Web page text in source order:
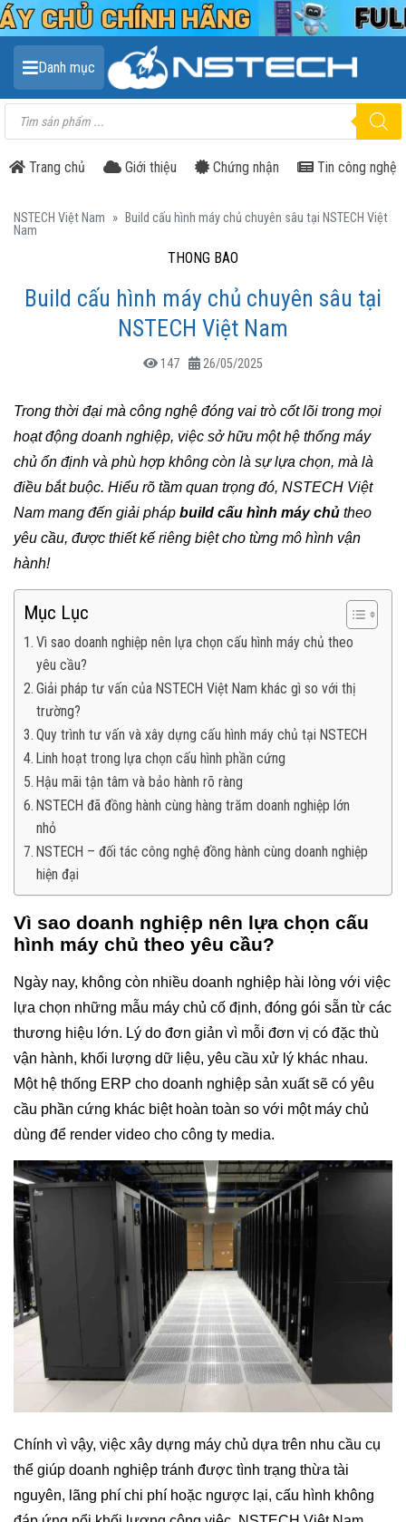
Danh mục
Tìm
kiếm
sản
Trang chủ
Giới thiệu Chứng nhận Tin công nghệ
NSTECH Việt Nam » Build cấu hình máy chủ chuyên sâu tại NSTECH Việt
Nam
THÔNG BÁO
Build cấu hình máy chủ chuyên sâu tại
NSTECH Việt Nam
147 26/05/2025
Trong thời đại mà công nghệ đóng vai trò cốt lõi trong mọi
hoạt động doanh nghiệp, việc sở hữu một hệ thống máy
chủ ổn định và phù hợp không còn là sự lựa chọn, mà là
điều bắt buộc. Hiểu rõ tầm quan trọng đó, NSTECH Việt
Nam mang đến giải pháp build cấu hình máy chủ theo
yêu cầu, được thiết kế riêng biệt cho từng mô hình vận
hành!
Mục Lục
Vì sao doanh nghiệp nên lựa chọn cấu hình máy chủ theo
yêu cầu?
Giải pháp tư vấn của NSTECH Việt Nam khác gì so với thị
trường?
Quy trình tư vấn và xây dựng cấu hình máy chủ tại NSTECH
Linh hoạt trong lựa chọn cấu hình phần cứng
Hậu mãi tận tâm và bảo hành rõ ràng
NSTECH đã đồng hành cùng hàng trăm doanh nghiệp lớn
nhỏ
NSTECH – đối tác công nghệ đồng hành cùng doanh nghiệp
hiện đại
Vì sao doanh nghiệp nên lựa chọn cấu
hình máy chủ theo yêu cầu?
Ngày nay, không còn nhiều doanh nghiệp hài lòng với việc
lựa chọn những mẫu máy chủ cố định, đóng gói sẵn từ các
thương hiệu lớn. Lý do đơn giản vì mỗi đơn vị có đặc thù
vận hành, khối lượng dữ liệu, yêu cầu xử lý khác nhau.
Một hệ thống ERP cho doanh nghiệp sản xuất sẽ có yêu
cầu phần cứng khác biệt hoàn toàn so với một máy chủ
dùng để render video cho công ty media.
Chính vì vậy, việc xây dựng máy chủ dựa trên nhu cầu cụ
thể giúp doanh nghiệp tránh được tình trạng thừa tài
nguyên, lãng phí chi phí hoặc ngược lại, cấu hình không